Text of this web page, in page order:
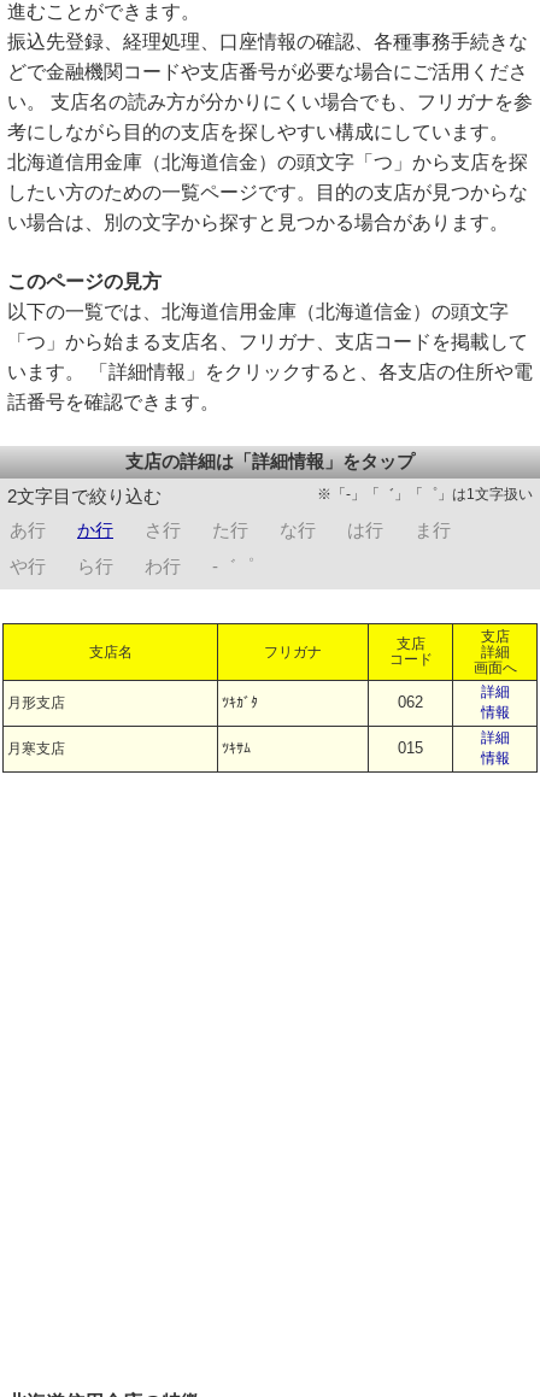
進むことができます。
振込先登録、経理処理、口座情報の確認、各種事務手続きな
どで金融機関コードや支店番号が必要な場合にご活用くださ
い。 支店名の読み方が分かりにくい場合でも、フリガナを参
考にしながら目的の支店を探しやすい構成にしています。
北海道信用金庫（北海道信金）の頭文字「つ」から支店を探
したい方のための一覧ページです。目的の支店が見つからな
い場合は、別の文字から探すと見つかる場合があります。
このページの見方
以下の一覧では、北海道信用金庫（北海道信金）の頭文字
「つ」から始まる支店名、フリガナ、支店コードを掲載して
います。 「詳細情報」をクリックすると、各支店の住所や電
話番号を確認できます。
支店の詳細は「詳細情報」をタップ
2文字目で絞り込む
※「-」「゛」「゜」は1文字扱い
あ行 か行 さ行 た行 な行 は行
ま行
や行
ら行 わ行 -゛゜
支店名 フリガナ
支店
コード
支店
詳細
画面へ
月形支店 ﾂｷｶﾞﾀ 062
詳細
情報
月寒支店 ﾂｷｻﾑ 015
詳細
情報